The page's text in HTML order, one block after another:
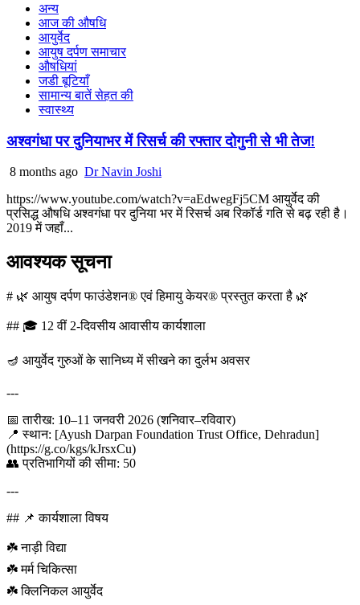
अन्य
आज की औषधि
आयुर्वेद
आयुष दर्पण समाचार
औषधियां
जडी बूटियाँ
सामान्य बातें सेहत की
स्वास्थ्य
अश्वगंधा पर दुनियाभर में रिसर्च की रफ्तार दोगुनी से भी तेज!
8 months ago Dr Navin Joshi
https://www.youtube.com/watch?v=aEdwegFj5CM आयुर्वेद की
प्रसिद्ध औषधि अश्वगंधा पर दुनिया भर में रिसर्च अब रिकॉर्ड गति से बढ़ रही है।
2019 में जहाँ...
आवश्यक सूचना
# 🌿 आयुष दर्पण फाउंडेशन® एवं हिमायु केयर® प्रस्तुत करता है 🌿
## 🎓 12 वीं 2-दिवसीय आवासीय कार्यशाला
🪔 आयुर्वेद गुरुओं के सानिध्य में सीखने का दुर्लभ अवसर
---
📅 तारीख: 10–11 जनवरी 2026 (शनिवार–रविवार)
📍 स्थान: [Ayush Darpan Foundation Trust Office, Dehradun]
(https://g.co/kgs/kJrsxCu)
👥 प्रतिभागियों की सीमा: 50
---
## 📌 कार्यशाला विषय
☘️ नाड़ी विद्या
☘️ मर्म चिकित्सा
☘️ क्लिनिकल आयुर्वेद